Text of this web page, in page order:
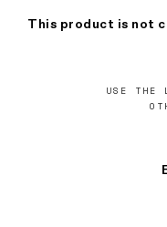
This product is not
USE THE